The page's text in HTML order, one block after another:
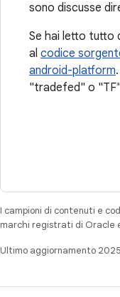
sono discusse
Se hai letto tutto
al codice
android-platform
"tradefed" o
I campioni di contenuti e
marchi registrati di Oracle
Ultimo aggiornamento